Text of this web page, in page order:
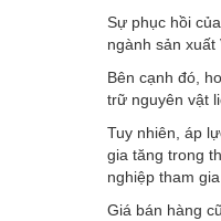
Sự phục hồi
ngành sản
Bên cạnh đó,
trữ nguyên vật
Tuy nhiên, áp
gia tăng trong
nghiệp tham
Giá bán hàng